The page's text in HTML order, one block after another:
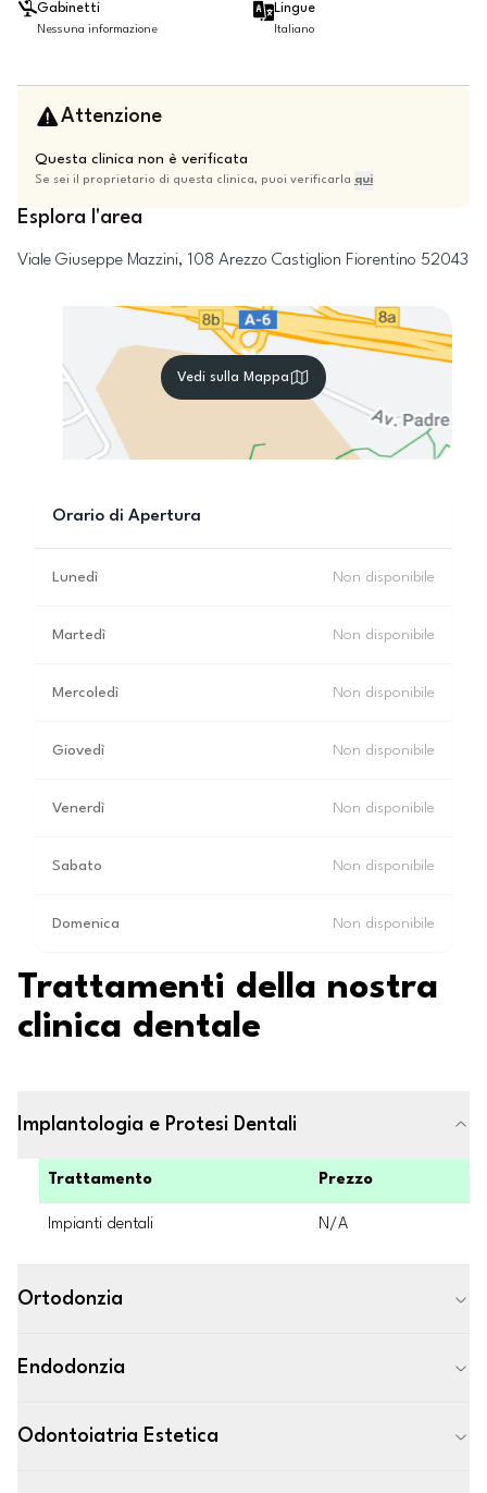
Gabinetti
Nessuna informazione
Lingue
Italiano
Attenzione
Questa clinica non è verificata
Se sei il proprietario di questa clinica, puoi verificarla qui
Esplora l'area
Viale Giuseppe Mazzini, 108 Arezzo Castiglion Fiorentino 52043
Vedi sulla Mappa
Orario di Apertura
Lunedì Non disponibile
Martedì Non disponibile
Mercoledì Non disponibile
Giovedì Non disponibile
Venerdì Non disponibile
Sabato Non disponibile
Domenica Non disponibile
Trattamenti della nostra
clinica dentale
Implantologia e Protesi Dentali
Trattamento Prezzo
Impianti dentali N/A
Ortodonzia
Endodonzia
Odontoiatria Estetica